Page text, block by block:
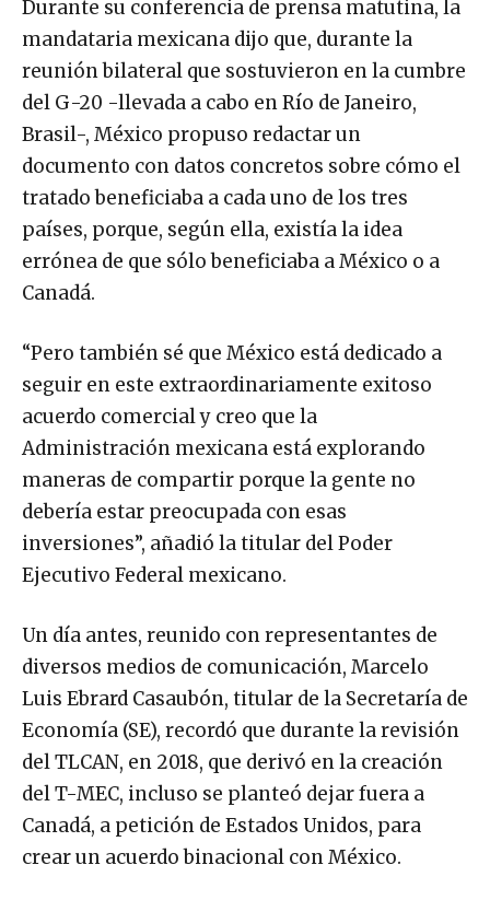
Durante su conferencia de prensa matutina, la
mandataria mexicana dijo que, durante la
reunión bilateral que sostuvieron en la cumbre
del G-20 -llevada a cabo en Río de Janeiro,
Brasil-, México propuso redactar un
documento con datos concretos sobre cómo el
tratado beneficiaba a cada uno de los tres
países, porque, según ella, existía la idea
errónea de que sólo beneficiaba a México o a
Canadá.
“Pero también sé que México está dedicado a
seguir en este extraordinariamente exitoso
acuerdo comercial y creo que la
Administración mexicana está explorando
maneras de compartir porque la gente no
debería estar preocupada con esas
inversiones”, añadió la titular del Poder
Ejecutivo Federal mexicano.
Un día antes, reunido con representantes de
diversos medios de comunicación, Marcelo
Luis Ebrard Casaubón, titular de la Secretaría de
Economía (SE), recordó que durante la revisión
del TLCAN, en 2018, que derivó en la creación
del T-MEC, incluso se planteó dejar fuera a
Canadá, a petición de Estados Unidos, para
crear un acuerdo binacional con México.